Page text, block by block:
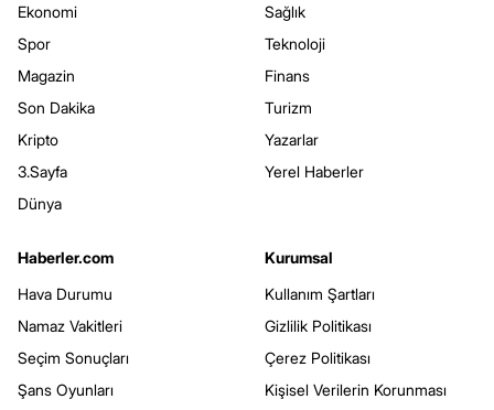
Ekonomi
Spor
Magazin
Son Dakika
Kripto
3.Sayfa
Dünya
Sağlık
Teknoloji
Finans
Turizm
Yazarlar
Yerel Haberler
Haberler.com
Hava Durumu
Namaz Vakitleri
Seçim Sonuçları
Şans Oyunları
Kurumsal
Kullanım Şartları
Gizlilik Politikası
Çerez Politikası
Kişisel Verilerin Korunması